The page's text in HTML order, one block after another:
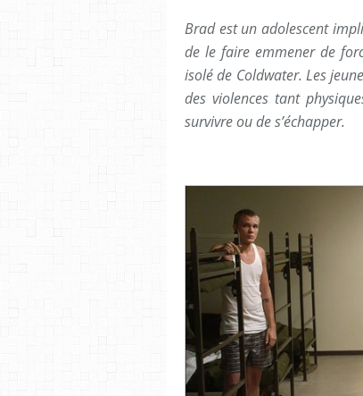
Brad est un adolescent
de le faire emmener de
isolé de Coldwater. Les
des violences tant
survivre ou de s’échapper.